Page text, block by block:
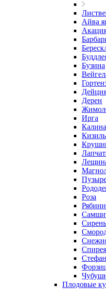
Айва
Бузина
Дерен
Ирга
Калина
Роза
Сирень
Спирея
Плодовые